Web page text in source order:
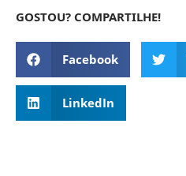
GOSTOU? COMPARTILHE!
Facebook
LinkedIn